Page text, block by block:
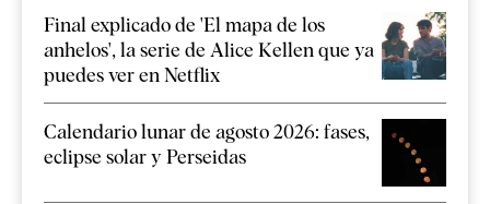
Final explicado de 'El mapa de los
anhelos', la serie de Alice Kellen que ya
puedes ver en Netflix
Calendario lunar de agosto 2026: fases,
eclipse solar y Perseidas